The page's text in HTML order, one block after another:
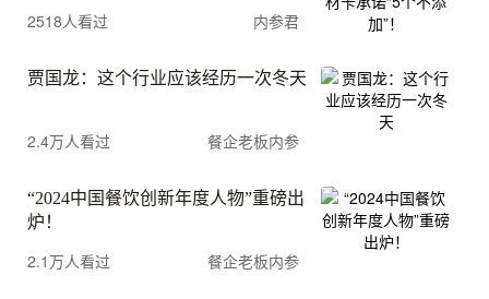
2518人看过 内参君
贾国龙：这个行业应该经历一次冬天
2.4万人看过 餐企老板内参
“2024中国餐饮创新年度人物”重磅出
炉！
2.1万人看过 餐企老板内参